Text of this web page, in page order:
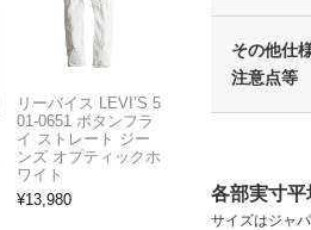
その他仕
注意点等
各部実寸平
サイズはジャ
リーバイス LEVI’S 5
01-0651 ボタンフラ
イ ストレート ジー
ンズ オプティックホ
ワイト
¥13,980